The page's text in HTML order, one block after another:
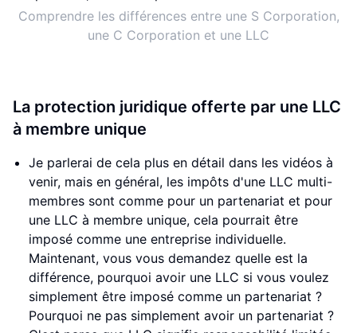
Comprendre les différences entre une S Corporation,
une C Corporation et une LLC
La protection juridique offerte par une LLC
à membre unique
Je parlerai de cela plus en détail dans les vidéos à
venir, mais en général, les impôts d'une LLC multi-
membres sont comme pour un partenariat et pour
une LLC à membre unique, cela pourrait être
imposé comme une entreprise individuelle.
Maintenant, vous vous demandez quelle est la
différence, pourquoi avoir une LLC si vous voulez
simplement être imposé comme un partenariat ?
Pourquoi ne pas simplement avoir un partenariat ?